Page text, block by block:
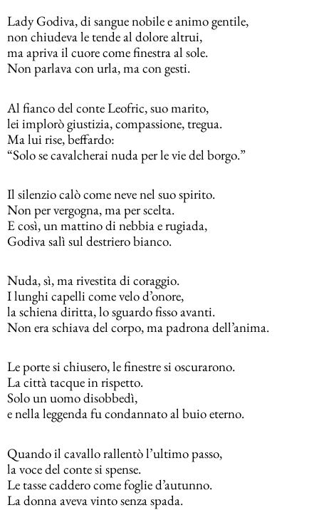
Lady Godiva, di sangue nobile e animo gentile,
non chiudeva le tende al dolore altrui,
ma apriva il cuore come finestra al sole.
Non parlava con urla, ma con gesti.
Al fianco del conte Leofric, suo marito,
lei implorò giustizia, compassione, tregua.
Ma lui rise, beffardo:
“Solo se cavalcherai nuda per le vie del borgo.”
Il silenzio calò come neve nel suo spirito.
Non per vergogna, ma per scelta.
E così, un mattino di nebbia e rugiada,
Godiva salì sul destriero bianco.
Nuda, sì, ma rivestita di coraggio.
I lunghi capelli come velo d’onore,
la schiena diritta, lo sguardo fisso avanti.
Non era schiava del corpo, ma padrona dell’anima.
Le porte si chiusero, le finestre si oscurarono.
La città tacque in rispetto.
Solo un uomo disobbedì,
e nella leggenda fu condannato al buio eterno.
Quando il cavallo rallentò l’ultimo passo,
la voce del conte si spense.
Le tasse caddero come foglie d’autunno.
La donna aveva vinto senza spada.